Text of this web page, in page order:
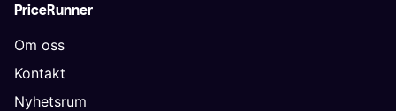
PriceRunner
Om oss
Kontakt
Nyhetsrum